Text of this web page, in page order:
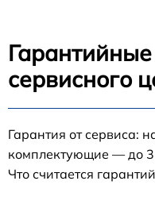
сервисного
Гарантия от сервиса:
комплектующие — до 3
Что считается